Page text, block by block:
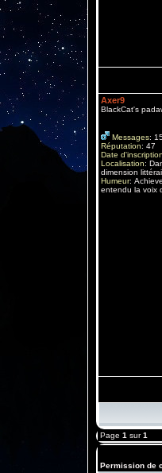
Axer9
BlackCat's
Messages:
Réputation: 47
Date d'inscription
Localisation:
dimension
Humeur:
entendu la voix
Page 1 sur1
Permission de